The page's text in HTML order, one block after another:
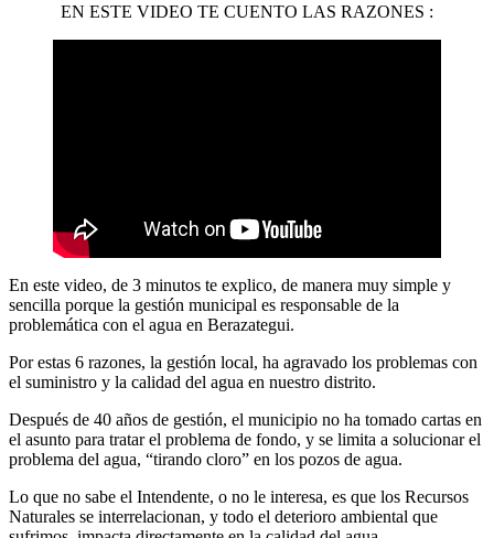
EN ESTE VIDEO TE CUENTO LAS RAZONES :
En este video, de 3 minutos te explico, de manera muy simple y
sencilla porque la gestión municipal es responsable de la
problemática con el agua en Berazategui.
Por estas 6 razones, la gestión local, ha agravado los problemas con
el suministro y la calidad del agua en nuestro distrito.
Después de 40 años de gestión, el municipio no ha tomado cartas en
el asunto para tratar el problema de fondo, y se limita a solucionar el
problema del agua, “tirando cloro” en los pozos de agua.
Lo que no sabe el Intendente, o no le interesa, es que los Recursos
Naturales se interrelacionan, y todo el deterioro ambiental que